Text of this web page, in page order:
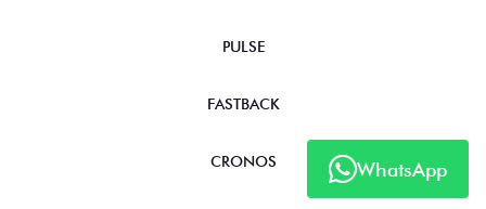
WhatsApp
PULSE
FASTBACK
CRONOS